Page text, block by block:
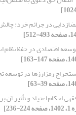
در جرائم خرد:
اقتصادی در حفظ نظام
رمزارزها در توسعه
احکام اعتیاد و تأثیر